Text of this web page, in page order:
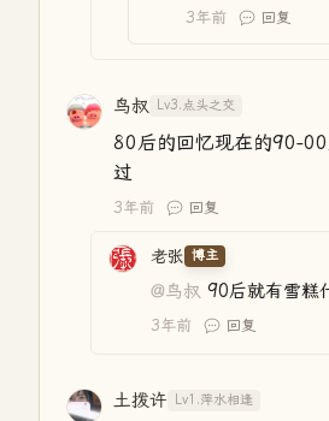
3年前 回复
鸟叔 Lv3.点头之交
80后的回忆现在的90-
过
3年前 回复
老张 博主
@鸟叔 90后就有雪糕
3年前 回复
土拨许 Lv1.萍水相逢